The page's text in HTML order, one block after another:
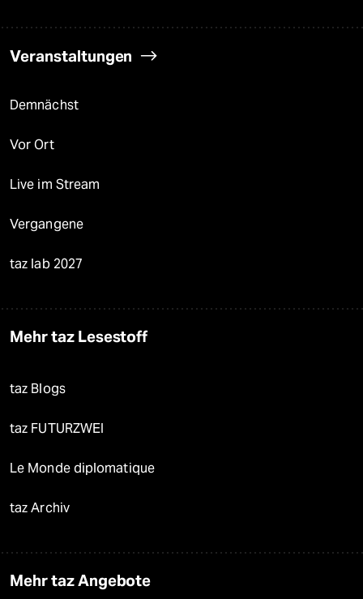
Veranstaltungen
Demnächst
Vor Ort
Live im Stream
Vergangene
taz lab 2027
Mehr taz Lesestoff
taz Blogs
taz FUTURZWEI
Le Monde diplomatique
taz Archiv
Mehr taz Angebote